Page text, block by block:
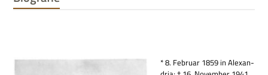
* 8. Februar 1859 in Alex­an­